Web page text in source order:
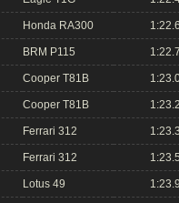
Honda RA300
BRM P115
Cooper T81B
Cooper T81B
Ferrari 312
Ferrari 312
Lotus 49